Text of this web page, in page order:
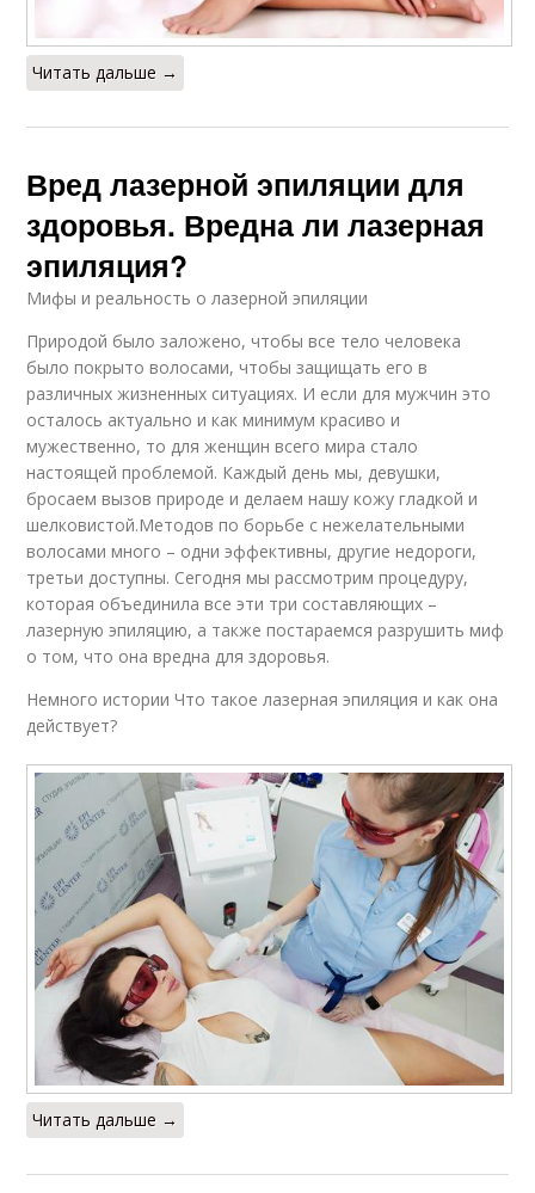
Читать дальше →
Вред лазерной эпиляции для
здоровья. Вредна ли лазерная
эпиляция?
Мифы и реальность о лазерной эпиляции
Природой было заложено, чтобы все тело человека
было покрыто волосами, чтобы защищать его в
различных жизненных ситуациях. И если для мужчин это
осталось актуально и как минимум красиво и
мужественно, то для женщин всего мира стало
настоящей проблемой. Каждый день мы, девушки,
бросаем вызов природе и делаем нашу кожу гладкой и
шелковистой.Методов по борьбе с нежелательными
волосами много – одни эффективны, другие недороги,
третьи доступны. Сегодня мы рассмотрим процедуру,
которая объединила все эти три составляющих –
лазерную эпиляцию, а также постараемся разрушить миф
о том, что она вредна для здоровья.
Немного истории Что такое лазерная эпиляция и как она
действует?
Читать дальше →